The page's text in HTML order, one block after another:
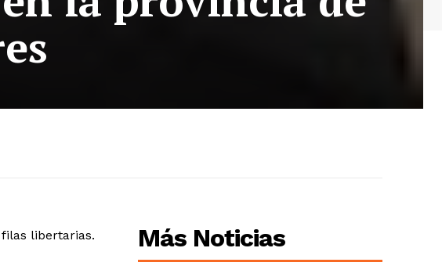
libertarias. Más Noticias